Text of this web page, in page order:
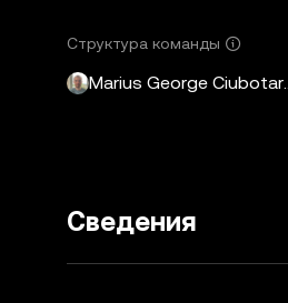
Структура команды
Marius George Ciubotariu
Сведения